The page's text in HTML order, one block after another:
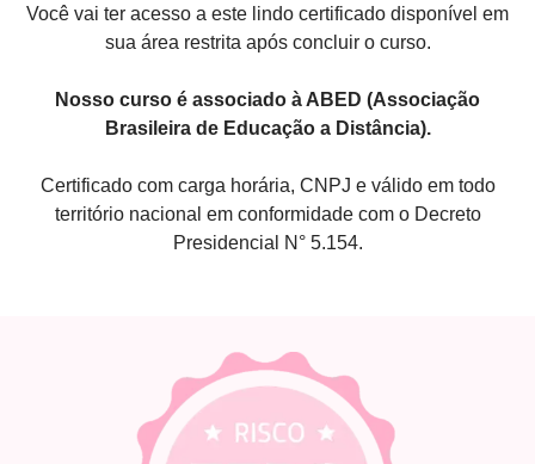
Você vai ter acesso a este lindo certificado disponível em
sua área restrita após concluir o curso.
Nosso curso é associado à ABED (Associação
Brasileira de Educação a Distância).
Certificado com carga horária, CNPJ e válido em todo
território nacional em conformidade com o Decreto
Presidencial N° 5.154.